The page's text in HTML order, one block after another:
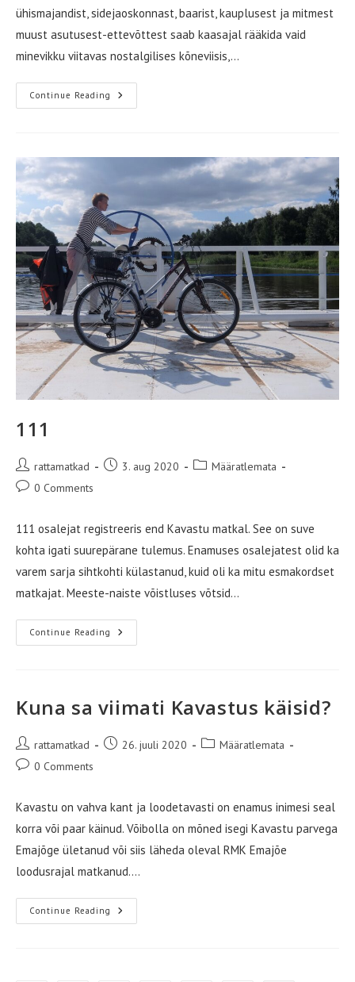
ühismajandist, sidejaoskonnast, baarist, kauplusest ja mitmest
muust asutusest-ettevõttest saab kaasajal rääkida vaid
minevikku viitavas nostalgilises kõneviisis,…
Continue Reading Külitse
Aedlinnas
Külakeskuseks
111
Post
author:
rattamatkad
Post 3. aug 2020
PostMääratlemata
Post0 Comments
111 osalejat registreeris end Kavastu matkal. See on suve
kohta igati suurepärane tulemus. Enamuses osalejatest olid ka
varem sarja sihtkohti külastanud, kuid oli ka mitu esmakordset
matkajat. Meeste-naiste võistluses võtsid…
Continue Reading 111
Kuna sa viimati Kavastus käisid?
Post
author:
rattamatkad
Post 26. juuli 2020
PostMääratlemata
Post0 Comments
Kavastu on vahva kant ja loodetavasti on enamus inimesi seal
korra või paar käinud. Võibolla on mõned isegi Kavastu parvega
Emajõge ületanud või siis läheda oleval RMK Emajõe
loodusrajal matkanud.…
Continue Reading Kuna
Sa